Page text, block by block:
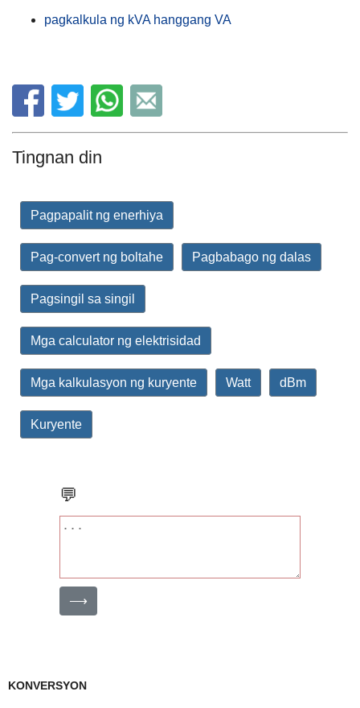
pagkalkula ng kVA hanggang VA
Tingnan din
Pagpapalit ng enerhiya
Pag-convert ng boltahe Pagbabago ng dalas
Pagsingil sa singil
Mga calculator ng elektrisidad
Mga kalkulasyon ng kuryente Watt dBm
Kuryente
💬
⟶
KONVERSYON